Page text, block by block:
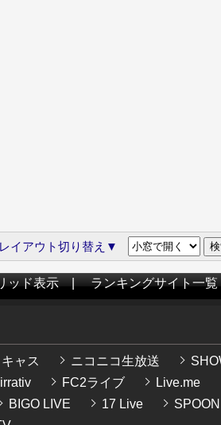
イアウト切り替え▼
ッド表示|ランキングサイト一覧
ャス ニコニコ生放送
FC2ライブ
Live.me
BIGO LIVE
17 Live
SPOON